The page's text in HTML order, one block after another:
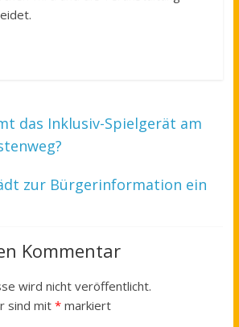
das Inklusiv-Spielgerät am
zur Bürgerinformation ein
Kommentar
wird nicht veröffentlicht.
sind mit *markiert